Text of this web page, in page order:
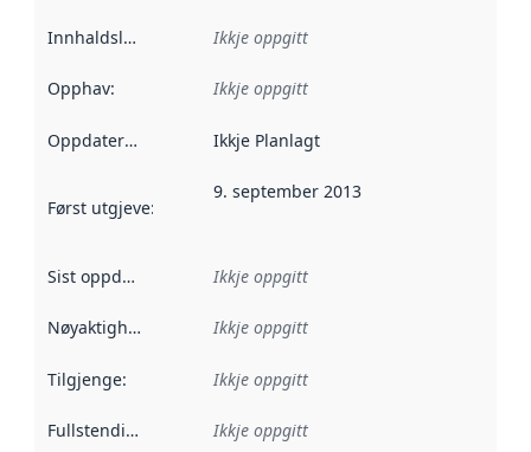
Innhaldsleverandørar :
Ikkje oppgitt
Opphav: Ikkje oppgitt
Oppdateringsfrekvens :
Ikkje Planlagt
Først utgjeve: Denne datoen seier når dataa i dette
9. september 2013
Sist oppdatert Ikkje oppgitt
Nøyaktigheit Ikkje oppgitt
Tilgjenge: Ikkje oppgitt
Fullstendigheit Ikkje oppgitt